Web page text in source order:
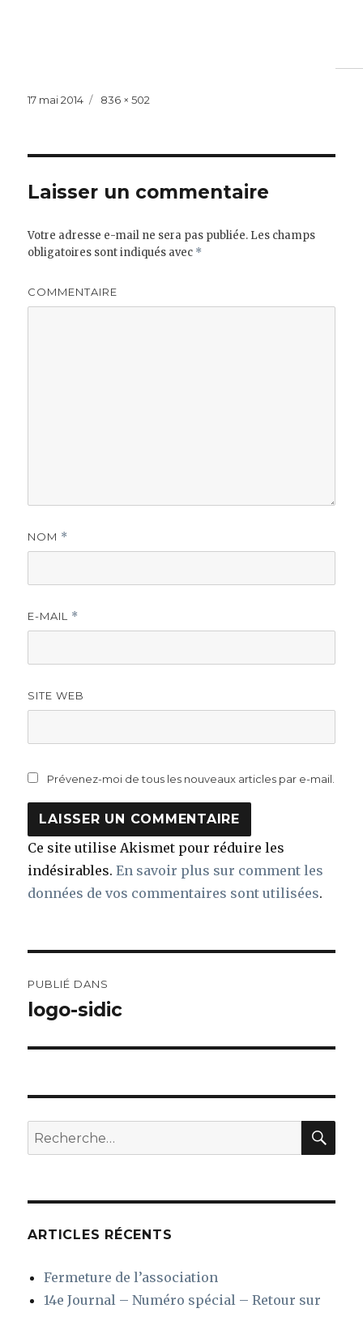
Publié
17 mai 2014
Taille
836 × 502
Laisser un commentaire
Votre adresse e-mail ne sera pas publiée. Les champs
obligatoires sont indiqués avec *
COMMENTAIRE
NOM *
E-MAIL *
SITE WEB
Prévenez-moi de tous les nouveaux articles par e-mail.
Ce site utilise Akismet pour réduire les
indésirables.En savoir plus sur comment les
données de vos commentaires sont utilisées.
de
PUBLIÉ DANS
logo-sidic
Recherche
pour
ARTICLES RÉCENTS
Fermeture de l’association
14e Journal – Numéro spécial – Retour sur